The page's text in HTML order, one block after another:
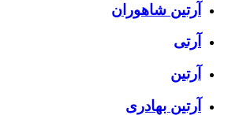
آرتين شاهوران
آرتی
آرتین
آرتین بهادری